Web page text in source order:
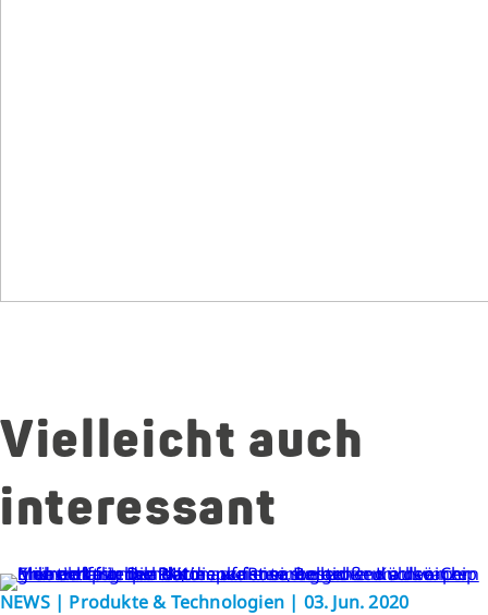
Vielleicht auch
interessant
NEWS | Produkte & Technologien | 03. Jun. 2020